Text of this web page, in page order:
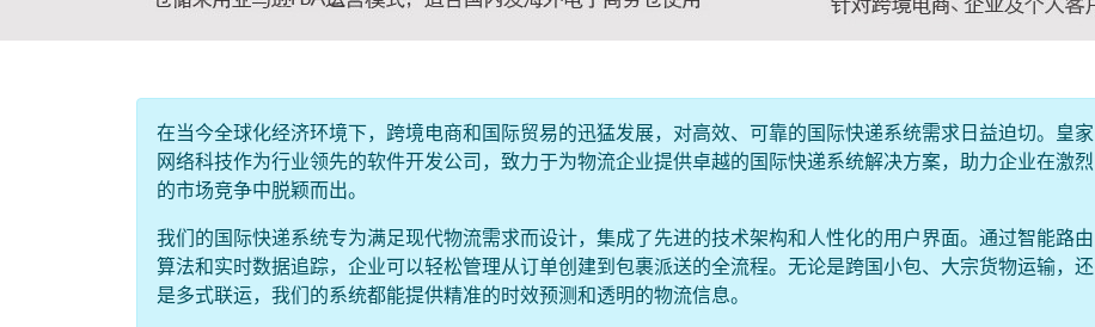
在当今全球化经济环境下，跨境电商和国际贸易的迅猛发展，对高效、可靠的国际快递系统需求日益迫切。皇家
网络科技作为行业领先的软件开发公司，致力于为物流企业提供卓越的国际快递系统解决方案，助力企业在激烈
的市场竞争中脱颖而出。
我们的国际快递系统专为满足现代物流需求而设计，集成了先进的技术架构和人性化的用户界面。通过智能路由
算法和实时数据追踪，企业可以轻松管理从订单创建到包裹派送的全流程。无论是跨国小包、大宗货物运输，还
是多式联运，我们的系统都能提供精准的时效预测和透明的物流信息。